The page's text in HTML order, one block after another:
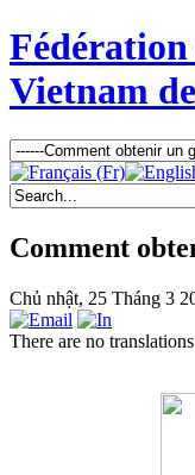
Vietnam
Comment
Chủ nhật, 25 Tháng 3
There are no